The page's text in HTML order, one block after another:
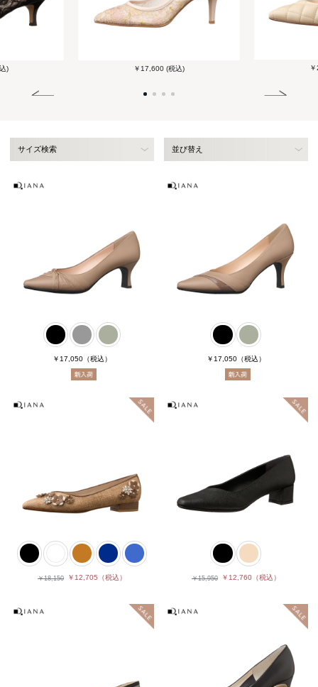
) ￥17,600 (税込)
サイズ検索 並び替え
￥17,050 （税込） ￥17,050（税込）
￥18,150 ￥12,705 （税込） ￥15,950 ￥12,760（税込）